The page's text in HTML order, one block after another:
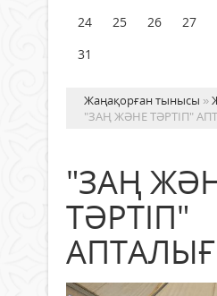
24
25 26 27
31
Жаңақорған тынысы »
"ЗАҢ ЖӘНЕ ТӘРТІП"
"ЗАҢ
ТӘРТІП"